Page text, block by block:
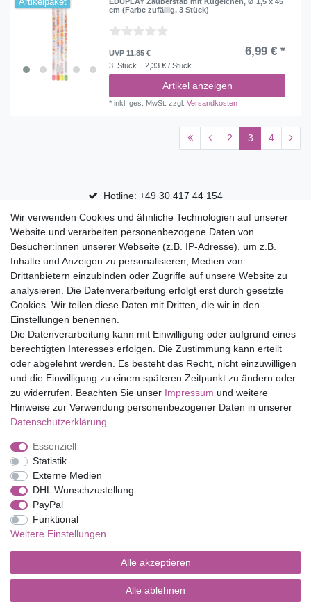
Artikelpaket
cm (Farbe zufällig, 3 Stück)
UVP 11,85 € 6,99 € *
3 Stück | 2,33 € / Stück
Artikel anzeigen
*inkl. ges. MwSt. zzgl.Versandkosten
2 3 4
Hotline: +49 30 417 44 154
30 Tage Rückgaberecht
Versandfrei ab 75 € in Deutschland
Top Marken
Eduplay
Folia Bringmann
Shop
Mein Konto
Service
Versandkosten
Impressum
Barrierefreiheitserklärung
Wir verwenden Cookies und ähnliche Technologien auf unserer
Website und verarbeiten personenbezogene Daten von
Besucher:innen unserer Webseite (z.B. IP-Adresse), um z.B.
Inhalte und Anzeigen zu personalisieren, Medien von
Drittanbietern einzubinden oder Zugriffe auf unsere Website zu
analysieren. Die Datenverarbeitung erfolgt erst durch gesetzte
Cookies. Wir teilen diese Daten mit Dritten, die wir in den
Einstellungen benennen.
Die Datenverarbeitung kann mit Einwilligung oder aufgrund eines
berechtigten Interesses erfolgen. Die Zustimmung kann erteilt
oder abgelehnt werden. Es besteht das Recht, nicht einzuwilligen
und die Einwilligung zu einem späteren Zeitpunkt zu ändern oder
zu widerrufen. Beachten Sie unser Impressum und weitere
Hinweise zur Verwendung personenbezogener Daten in unserer
Daten­schutz­erklärung
Essenziell
Statistik
Externe Medien
DHL Wunschzustellung
PayPal
Funktional
Weitere Einstellungen
Alle akzeptieren
Alle ablehnen